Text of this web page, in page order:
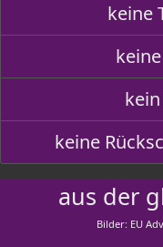
keine
keine
aus der
Bilder: EU